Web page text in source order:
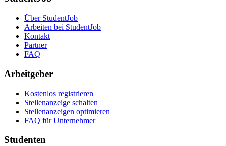
Über StudentJob
Arbeiten bei StudentJob
Kontakt
Partner
FAQ
Arbeitgeber
Kostenlos registrieren
Stellenanzeige schalten
Stellenanzeigen optimieren
FAQ für Unternehmer
Studenten